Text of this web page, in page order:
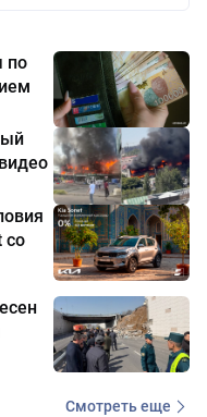
по
со
Смотреть еще